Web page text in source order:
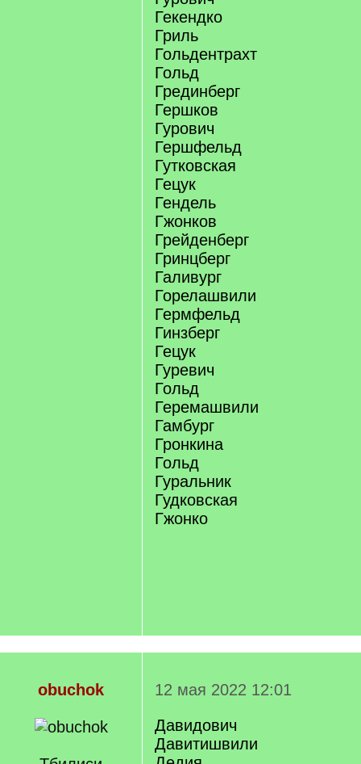
Гекендко
Гриль
Гольдентрахт
Гольд
Грединберг
Гершков
Гурович
Гершфельд
Гутковская
Гецук
Гендель
Гжонков
Грейденберг
Гринцберг
Галивург
Горелашвили
Гермфельд
Гинзберг
Гецук
Гуревич
Гольд
Геремашвили
Гамбург
Гронкина
Гольд
Гуральник
Гудковская
Гжонко
obuchok
12 мая 2022 12:01
Давидович
Давитишвили